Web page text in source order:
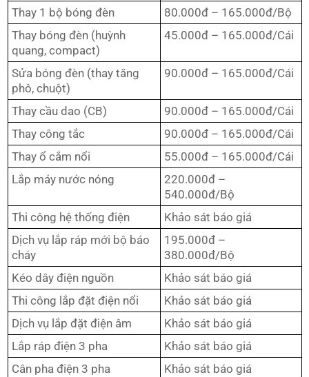
Thay 1 bộ bóng đèn
80.000đ – 165.000đ/Bộ
Thay bóng đèn (huỳnh
quang, compact)
45.000đ – 165.000đ/Cái
Sửa bóng đèn (thay tăng
phô, chuột)
90.000đ – 165.000đ/Cái
Thay cầu dao (CB)
90.000đ – 165.000đ/Cái
Thay công tắc
90.000đ – 165.000đ/Cái
Thay ổ cắm nổi
55.000đ – 165.000đ/Cái
Lắp máy nước nóng
220.000đ –
540.000đ/Bộ
Thi công hệ thống điện
Khảo sát báo giá
Dịch vụ lắp ráp mới bộ báo
cháy
195.000đ –
380.000đ/Bộ
Kéo dây điện nguồn
Khảo sát báo giá
Thi công lắp đặt điện nổi
Khảo sát báo giá
Dịch vụ lắp đặt điện âm
Khảo sát báo giá
Lắp ráp điện 3 pha
Khảo sát báo giá
Cân pha điện 3 pha
Khảo sát báo giá